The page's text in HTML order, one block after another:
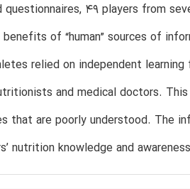
49 players from
of “human” sources of
relied on independent
and medical doctors.
that are poorly understood. The
nutrition knowledge and